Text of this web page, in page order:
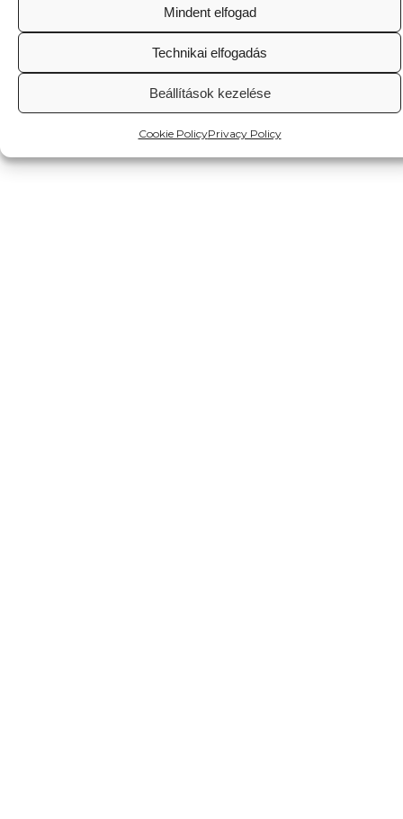
Mindent elfogad
Technikai elfogadás
Beállítások kezelése
Cookie PolicyPrivacy Policy